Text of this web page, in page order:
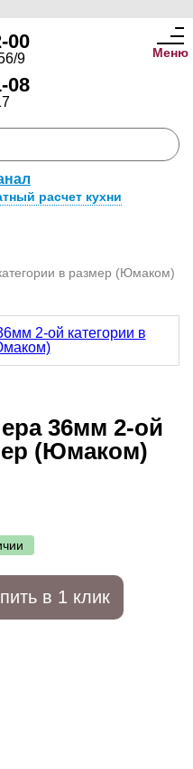
00
9
08
расчет кухни
Меню
в размер (Юмаком)
36мм 2-ой
(Юмаком)
в 1 клик